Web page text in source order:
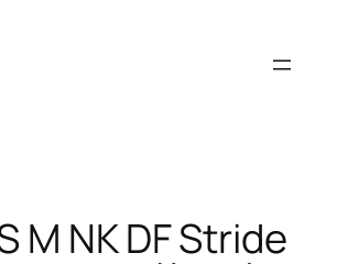
M NK DF Stride